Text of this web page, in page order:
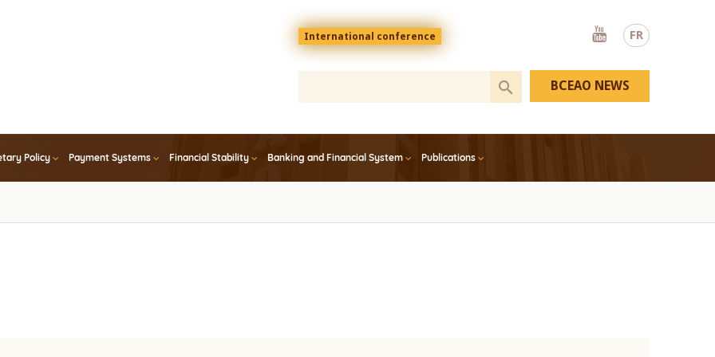
FR
Menu
top
En
International conference
Youtube
Policy Payment Systems Financial Stability Banking and Financial System Publications
BCEAO NEWS